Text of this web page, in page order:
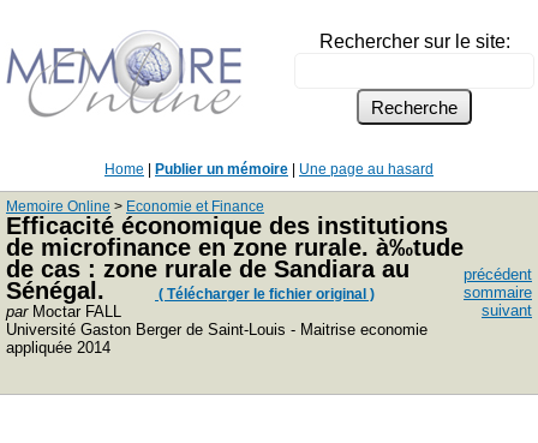
Rechercher sur le site:
Home Publier un mémoire Une page au hasard
Memoire Online > Economie et Finance
Efficacité économique des institutions
de microfinance en zone rurale. à‰tude
de cas : zone rurale de Sandiara au
Sénégal.
( Télécharger le fichier original )
parMoctar FALL
Université Gaston Berger de Saint-Louis - Maitrise economie
appliquée 2014
précédent
sommaire
suivant